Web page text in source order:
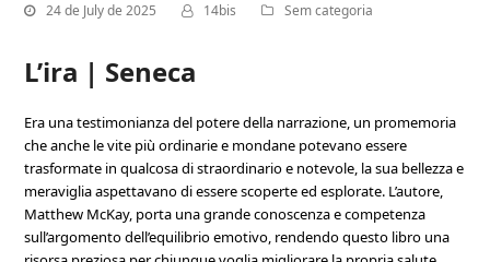
24 de July de 2025 14bis Sem categoria
L’ira | Seneca
Era una testimonianza del potere della narrazione, un promemoria
che anche le vite più ordinarie e mondane potevano essere
trasformate in qualcosa di straordinario e notevole, la sua bellezza e
meraviglia aspettavano di essere scoperte ed esplorate. L’autore,
Matthew McKay, porta una grande conoscenza e competenza
sull’argomento dell’equilibrio emotivo, rendendo questo libro una